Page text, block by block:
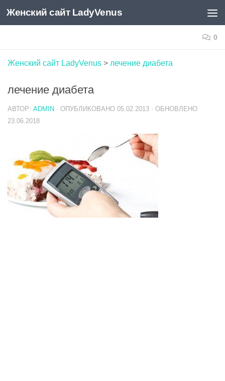
Skip to content
Женский сайт LadyVenus
0
Женский сайт LadyVenus > лечение диабета
лечение диабета
АВТОР: ADMIN · ОПУБЛИКОВАНО 05.02.2013 · ОБНОВЛЕНО
23.06.2018